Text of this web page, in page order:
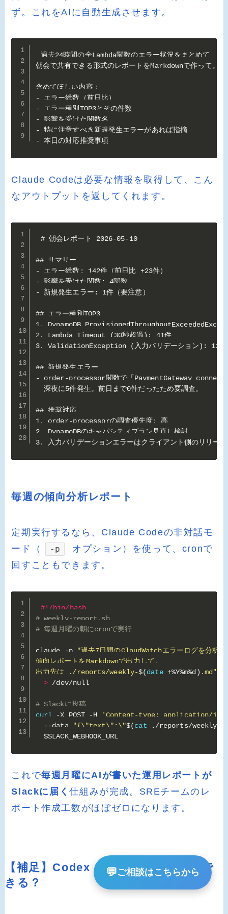
ず。これをAIに自動生成させます。
過去24時間の全Lambda関数のエラー状況をまとめて、
朝会で共有できる形式のレポートをMarkdownで作って。
含めてほしい内容：
- エラー総数（前日比）
- エラー種別TOP3とその件数
- 影響を受けた関数名
- 特に注意すべき新規発生エラーがあれば指摘
- 本日の対応推奨事項
Claude Codeは必要な情報を取得して、こん
なアウトプットを返してくれます。
# 朝会レポート 2026-05-10
## サマリー
- エラー総数: 142件（前日比 +23件）
- 影響を受けた関数: 4関数
- 新規発生エラー: 1件（要注意）
## エラー種別TOP3
1. DynamoDB
2. Lambda Timeout (30秒超過): 41件
3. ValidationException (入力バリデーション): 12件
## 新規発生エラー
- order-processor関数で「PaymentGateway
  深夜に5件発生。前日まで0件だったため要調査。
## 推奨対応
1. order-processorの調査優先度: 高
2. DynamoDBのキャパシティプラン見直し検討
3. 入力バリデーションエラーはクライアント側のリリー
毎週の傾向分析レポート
定期実行するなら、Claude Codeの非対話モ
ード（
-p
オプション）を使って、cronで
回すこともできます。
#!/bin/bash
# weekly-report.sh
# 毎週月曜の朝にcronで実行
claude -p
"過去7日間のCloudWatchエラーログを分析し
傾向レポートをMarkdownで出力して。
出力先は ./reports/weekly-$(date +%Y%m%d) .md"
> /dev/null
# Slackに投稿
curl
-X POST -H
'Content-type: application/
  --data
"{\"text\":\"$(cat ./reports/weekly-
$SLACK_WEBHOOK_URL
これで毎週月曜にAIが書いた運用レポートが
Slackに届く仕組みが完成。SREチームのレ
ポート作成工数がほぼゼロになります。
【補足】Codex CLIでも同じことがで
きる？
💬ご相談はこちらから